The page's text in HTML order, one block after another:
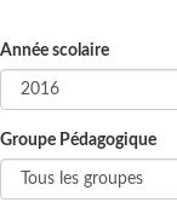
Année scolaire
Groupe Pédagogique